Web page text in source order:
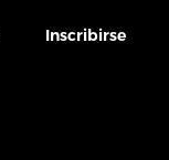
Inscribirse